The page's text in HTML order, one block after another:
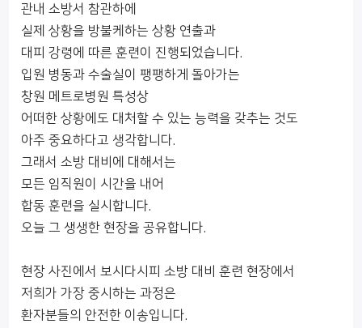
관내 소방서 참관하에
실제 상황을 방불케하는 상황 연출과
대피 강령에 따른 훈련이 진행되었습니다.
입원 병동과 수술실이 팽팽하게 돌아가는
창원 메트로병원 특성상
어떠한 상황에도 대처할 수 있는 능력을 갖추는 것도
아주 중요하다고 생각합니다.
그래서 소방 대비에 대해서는
모든 임직원이 시간을 내어
합동 훈련을 실시합니다.
오늘 그 생생한 현장을 공유합니다.
현장 사진에서 보시다시피 소방 대비 훈련 현장에서
저희가 가장 중시하는 과정은
환자분들의 안전한 이송입니다.